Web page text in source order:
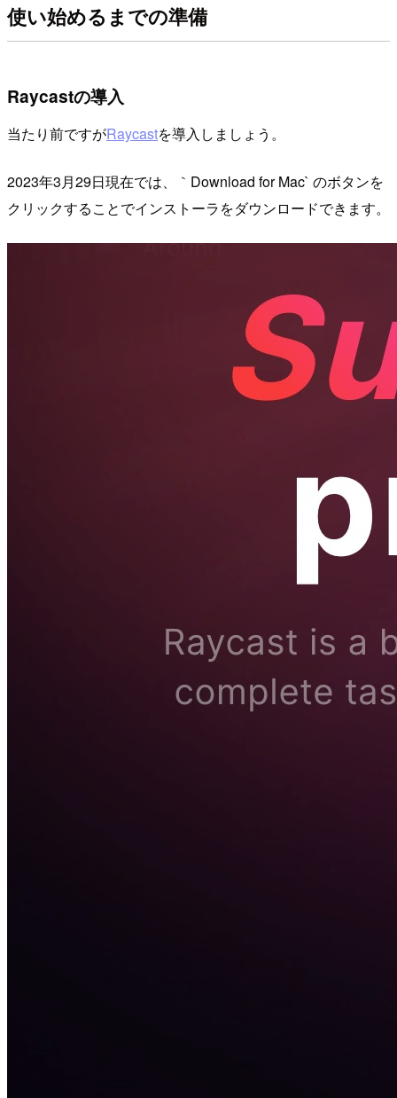
使い始めるまでの準備
Raycastの導入
当たり前ですがRaycastを導入しましょう。
2023年3月29日現在では、｀Download for Mac` のボタンを
クリックすることでインストーラをダウンロードできます。